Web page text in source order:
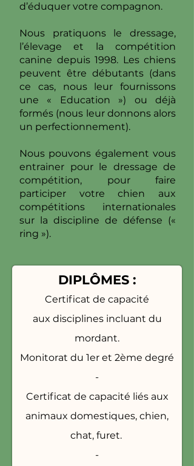
d’éduquer votre compagnon.
Nous pratiquons le dressage,
l’élevage et la compétition
canine depuis 1998. Les chiens
peuvent être débutants (dans
ce cas, nous leur fournissons
une « Education ») ou déjà
formés (nous leur donnons alors
un perfectionnement).
Nous pouvons également vous
entrainer pour le dressage de
compétition, pour faire
participer votre chien aux
compétitions internationales
sur la discipline de défense («
ring »).
DIPLÔMES :
Certificat de capacité
aux disciplines incluant du
mordant.
Monitorat du 1er et 2ème degré
-
Certificat de capacité liés aux
animaux domestiques, chien,
chat, furet.
-